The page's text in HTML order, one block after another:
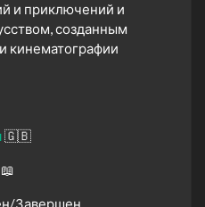
и приключений и
созданным
кинематографии
🇬🇧
📖